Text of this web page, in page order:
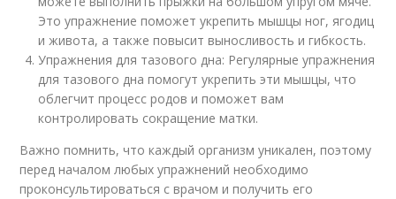
Это упражнение поможет укрепить мышцы ног, ягодиц
и живота, а также повысит выносливость и гибкость.
Упражнения для тазового дна: Регулярные упражнения
для тазового дна помогут укрепить эти мышцы, что
облегчит процесс родов и поможет вам
контролировать сокращение матки.
Важно помнить, что каждый организм уникален, поэтому
перед началом любых упражнений необходимо
проконсультироваться с врачом и получить его